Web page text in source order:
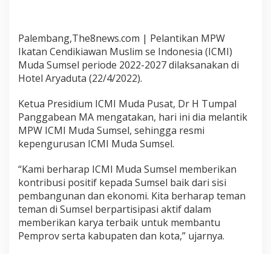
Palembang,The8news.com | Pelantikan MPW
Ikatan Cendikiawan Muslim se Indonesia (ICMI)
Muda Sumsel periode 2022-2027 dilaksanakan di
Hotel Aryaduta (22/4/2022).
Ketua Presidium ICMI Muda Pusat, Dr H Tumpal
Panggabean MA mengatakan, hari ini dia melantik
MPW ICMI Muda Sumsel, sehingga resmi
kepengurusan ICMI Muda Sumsel.
“Kami berharap ICMI Muda Sumsel memberikan
kontribusi positif kepada Sumsel baik dari sisi
pembangunan dan ekonomi. Kita berharap teman
teman di Sumsel berpartisipasi aktif dalam
memberikan karya terbaik untuk membantu
Pemprov serta kabupaten dan kota,” ujarnya.